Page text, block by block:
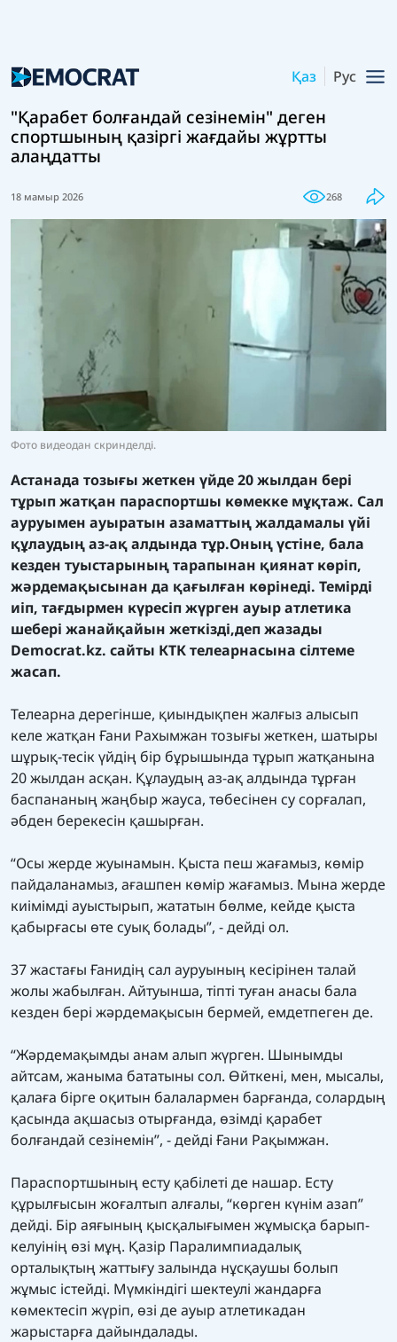
Қаз Рус
"Қарабет болғандай сезінемін" деген
спортшының қазіргі жағдайы жұртты
алаңдатты
18 мамыр 2026 268
Фото видеодан скринделді.
Астанада тозығы жеткен үйде 20 жылдан бері
тұрып жатқан параспортшы көмекке мұқтаж. Сал
ауруымен ауыратын азаматтың жалдамалы үйі
құлаудың аз-ақ алдында тұр.Оның үстіне, бала
кезден туыстарының тарапынан қиянат көріп,
жәрдемақысынан да қағылған көрінеді. Темірді
иіп, тағдырмен күресіп жүрген ауыр атлетика
шебері жанайқайын жеткізді,деп жазады
Democrat.kz. сайты КТК телеарнасына сілтеме
жасап.
Телеарна дерегінше, қиындықпен жалғыз алысып
келе жатқан Ғани Рахымжан тозығы жеткен, шатыры
шұрық-тесік үйдің бір бұрышында тұрып жатқанына
20 жылдан асқан. Құлаудың аз-ақ алдында тұрған
баспананың жаңбыр жауса, төбесінен су сорғалап,
әбден берекесін қашырған.
“Осы жерде жуынамын. Қыста пеш жағамыз, көмір
пайдаланамыз, ағашпен көмір жағамыз. Мына жерде
киімімді ауыстырып, жататын бөлме, кейде қыста
қабырғасы өте суық болады”, - дейді ол.
37 жастағы Ғанидің сал ауруының кесірінен талай
жолы жабылған. Айтуынша, тіпті туған анасы бала
кезден бері жәрдемақысын бермей, емдетпеген де.
“Жәрдемақымды анам алып жүрген. Шынымды
айтсам, жаныма бататыны сол. Өйткені, мен, мысалы,
қалаға бірге оқитын балалармен барғанда, солардың
қасында ақшасыз отырғанда, өзімді қарабет
болғандай сезінемін”, - дейді Ғани Рақымжан.
Параспортшының есту қабілеті де нашар. Есту
құрылғысын жоғалтып алғалы, “көрген күнім азап”
дейді. Бір аяғының қысқалығымен жұмысқа барып-
келуінің өзі мұң. Қазір Паралимпиадалық
орталықтың жаттығу залында нұсқаушы болып
жұмыс істейді. Мүмкіндігі шектеулі жандарға
көмектесіп жүріп, өзі де ауыр атлетикадан
жарыстарға дайындалады.